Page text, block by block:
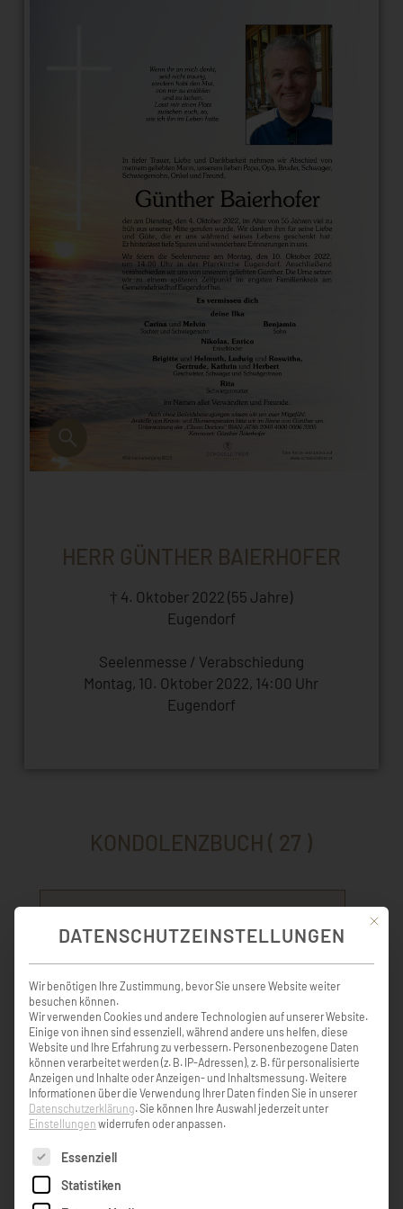
HERR GÜNTHER BAIERHOFER
† 4. Oktober 2022 (55 Jahre)
Eugendorf
Seelenmesse / Verabschiedung
Montag, 10. Oktober 2022, 14:00 Uhr
Eugendorf
KONDOLENZBUCH ( 27 )
Euch unser Mitgefühl bekunden. Familie
Lino Lombardo
Als lieben Schulkameraden habe ich dich in
Erinnerung, unfassbar, dass es dich nicht
mehr gibt. Ruhe in Frieden und viel Kraft den
Mit
DATENSCHUTZEINSTELLUNGEN
Wir benötigen Ihre Zustimmung, bevor Sie unsere Website weiter
besuchen können.
Wir verwenden Cookies und andere Technologien auf unserer Website.
Einige von ihnen sind essenziell, während andere uns helfen, diese
Website und Ihre Erfahrung zu verbessern. Personenbezogene Daten
können verarbeitet werden (z. B. IP-Adressen), z. B. für personalisierte
Anzeigen und Inhalte oder Anzeigen- und Inhaltsmessung.Weitere
Informationen über die Verwendung Ihrer Daten finden Sie in unserer
Datenschutzerklärung.Sie können Ihre Auswahl jederzeit unter
Einstellungen widerrufen oder anpassen.
Es folgt eine Liste der Service-Gruppen, für die eine
Essenziell
Statistiken